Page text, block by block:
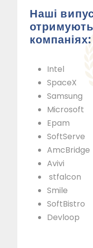
Наші
компаніях:
Intel
SpaceX
Samsung
Microsoft
Epam
SoftServe
AmcBridge
Avivi
stfalcon
Smile
SoftBistro
Devloop